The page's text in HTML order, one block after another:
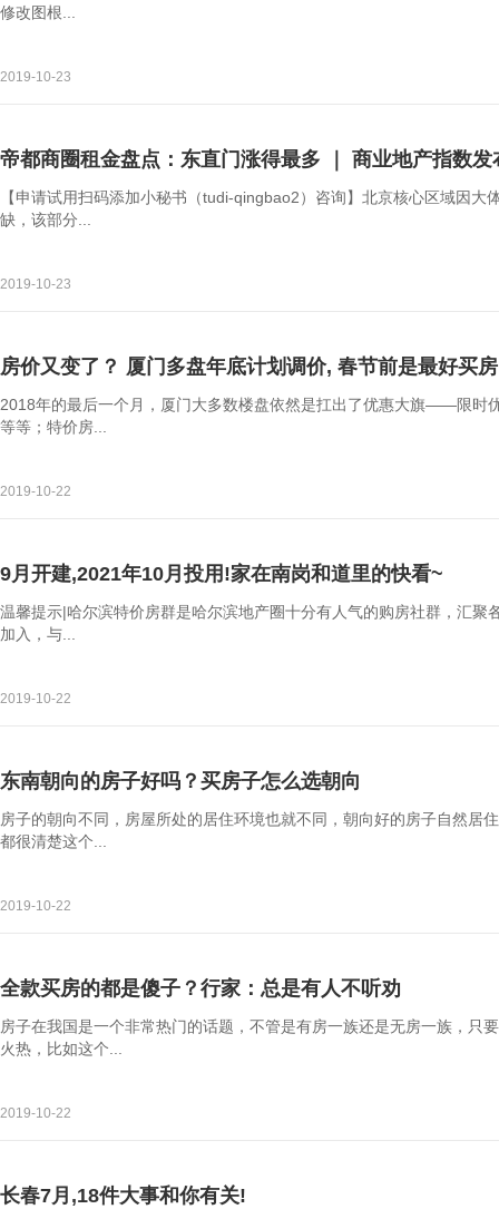
修改图根...
2019-10-23
帝都商圈租金盘点：东直门涨得最多 ｜ 商业地产指数发
【申请试用扫码添加小秘书（tudi-qingbao2）咨询】北京核心区域因大
缺，该部分...
2019-10-23
房价又变了？ 厦门多盘年底计划调价, 春节前是最好买
2018年的最后一个月，厦门大多数楼盘依然是扛出了优惠大旗——限时
等等；特价房...
2019-10-22
9月开建,2021年10月投用!家在南岗和道里的快看~
温馨提示|哈尔滨特价房群是哈尔滨地产圈十分有人气的购房社群，汇聚
加入，与...
2019-10-22
东南朝向的房子好吗？买房子怎么选朝向
房子的朝向不同，房屋所处的居住环境也就不同，朝向好的房子自然居
都很清楚这个...
2019-10-22
全款买房的都是傻子？行家：总是有人不听劝
房子在我国是一个非常热门的话题，不管是有房一族还是无房一族，只
火热，比如这个...
2019-10-22
长春7月,18件大事和你有关!